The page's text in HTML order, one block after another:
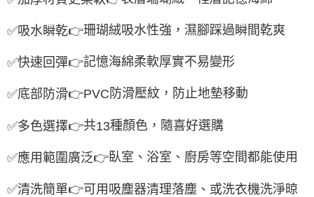
✅吸水瞬乾👉珊瑚絨吸水性強，濕腳踩過瞬間乾爽
✅快速回彈👉記憶海綿柔軟厚實不易變形
✅底部防滑👉PVC 防滑壓紋，防止地墊移動
✅多色選擇👉共13種顏色，隨喜好選購
✅應用範圍廣泛👉臥室、浴室、廚房等空間都能使用
✅清洗簡單👉可用吸塵器清理落塵、或洗衣機洗淨晾